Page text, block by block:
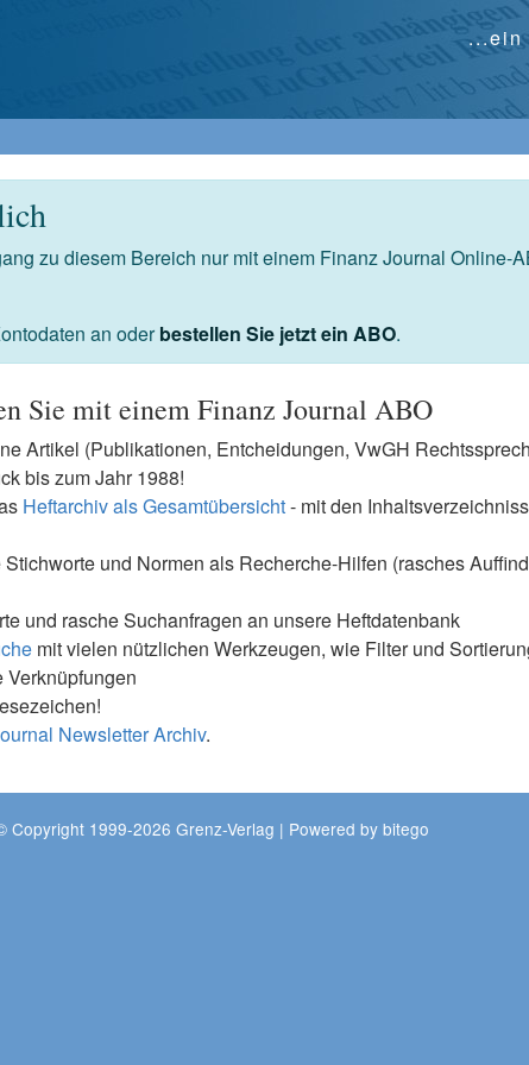
...ein
zu diesem Bereich nur mit einem Finanz Journal Online-
an oderbestellen Sie jetzt ein ABO.
Sie mit einem Finanz Journal ABO
Artikel (Publikationen, Entcheidungen, VwGH
bis zum Jahr 1988!
Heftarchiv als Gesamtübersicht- mit den
und Normen als Recherche-Hilfen (rasches
und rasche Suchanfragen an unsere Heftdatenbank
mit vielen nützlichen Werkzeugen, wie Filter und
Newsletter Archiv.
Copyright 1999-2026 Grenz-Verlag | Powered by bitego